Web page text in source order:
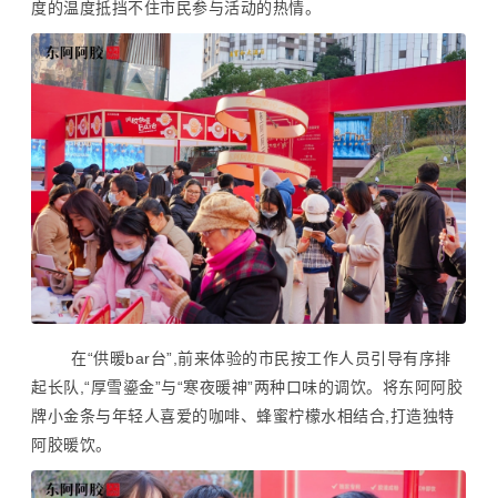
度的温度抵挡不住市民参与活动的热情。
在“供暖bar台”,前来体验的市民按工作人员引导有序排
起长队,“厚雪鎏金”与“寒夜暖神”两种口味的调饮。将东阿阿胶
牌小金条与年轻人喜爱的咖啡、蜂蜜柠檬水相结合,打造独特
阿胶暖饮。